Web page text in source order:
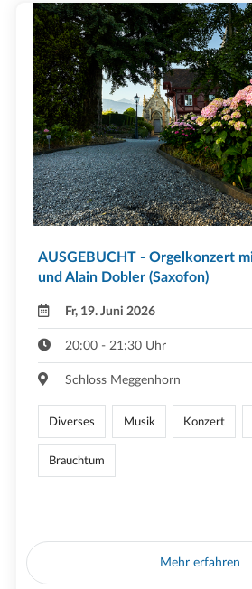
AUSGEBUCHT - Orgelkonzert
und Alain Dobler (Saxofon)
Fr, 19. Juni 2026
20:00 - 21:30 Uhr
Schloss Meggenhorn
Diverses Musik Konzert
Brauchtum
Mehr erfahren